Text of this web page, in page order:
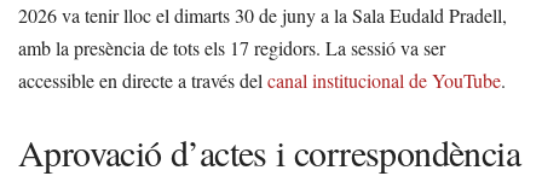
2026 va tenir lloc el dimarts 30 de juny a la Sala Eudald Pradell,
amb la presència de tots els 17 regidors. La sessió va ser
accessible en directe a través del canal institucional de YouTube.
Aprovació d’actes i correspondència